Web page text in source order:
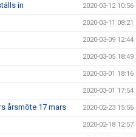
in 2020-03-12 10:56
2020-03-11 08:21
2020-03-09 12:44
2020-03-05 18:49
2020-03-01 18:16
2020-03-01 17:54
årsmöte 17 mars 2020-02-23 15:56
2020-02-18 12:57